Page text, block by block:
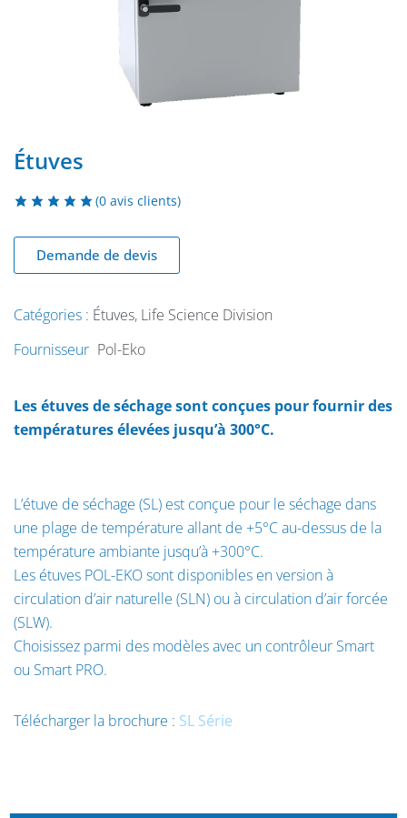
Étuves
(0 avis clients)
Demande de devis
Catégories : Étuves, Life Science Division
Fournisseur Pol-Eko
Les étuves de séchage sont conçues pour fournir des
températures élevées jusqu’à 300°C.
L’étuve de séchage (SL) est conçue pour le séchage dans
une plage de température allant de +5°C au-dessus de la
température ambiante jusqu’à +300°C.
Les étuves POL-EKO sont disponibles en version à
circulation d’air naturelle (SLN) ou à circulation d’air forcée
(SLW).
Choisissez parmi des modèles avec un contrôleur Smart
ou Smart PRO.
Télécharger la brochure : SL Série